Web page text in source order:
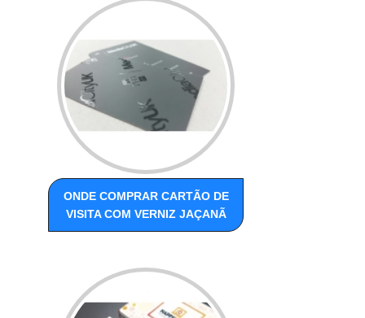
ONDE COMPRAR CARTÃO DE
VISITA COM VERNIZ JAÇANÃ